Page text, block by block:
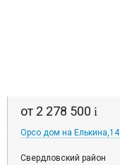
от 2 278 500 i
Орсо дом на Елькина,14
Свердловский район